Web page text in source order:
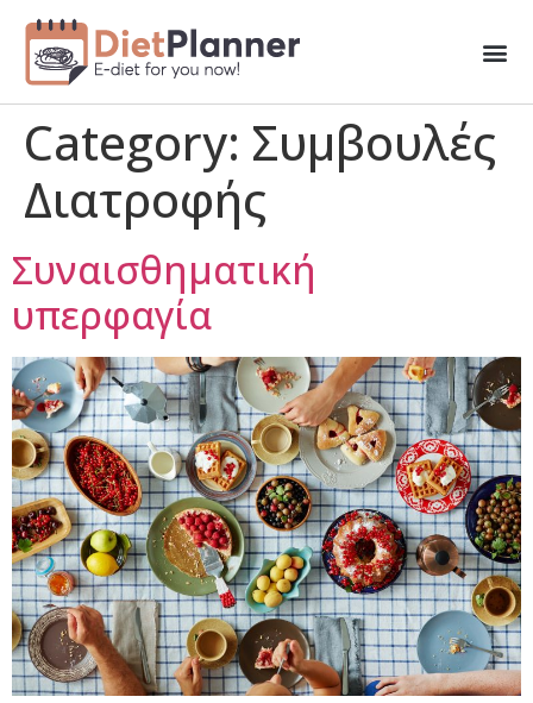
Category: Συμβουλές
Διατροφής
Συναισθηματική
υπερφαγία